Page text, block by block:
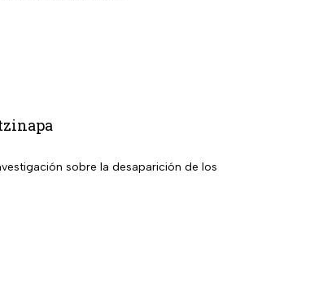
sobre la desaparición de los